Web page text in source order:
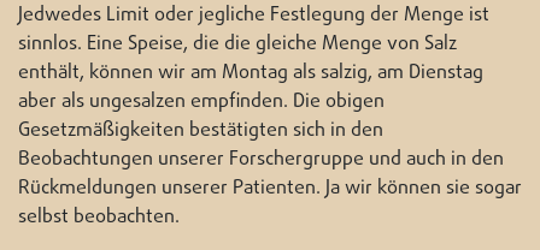
Jedwedes Limit oder jegliche Festlegung der Menge ist
sinnlos. Eine Speise, die die gleiche Menge von Salz
enthält, können wir am Montag als salzig, am Dienstag
aber als ungesalzen empfinden. Die obigen
Gesetzmäßigkeiten bestätigten sich in den
Beobachtungen unserer Forschergruppe und auch in den
Rückmeldungen unserer Patienten. Ja wir können sie sogar
selbst beobachten.